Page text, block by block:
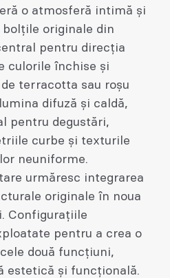
o atmosferă intimă și
originale din
pentru direcția
culorile închise și
terracotta sau roșu
difuză și caldă,
pentru degustări,
curbe și texturile
neuniforme.
urmăresc integrarea
originale în noua
Configurațiile
pentru a crea o
două funcțiuni,
estetică și funcțională.